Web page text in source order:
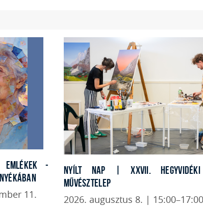
EMLÉKEK -
11.
NYÍLT NAP | XXVII. HEGYVIDÉKI
MŰVÉSZTELEP
2026. augusztus 8. | 15:00–17:00